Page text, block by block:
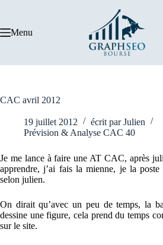
Menu
CAC avril 2012
19 juillet 2012 écrit par Julien
Prévision & Analyse CAC 40
Je me lance à faire une AT CAC, après
apprendre, j’ai fais la mienne, je la
selon julien.
On dirait qu’avec un peu de temps, la
dessine une figure, cela prend du temps
sur le site.